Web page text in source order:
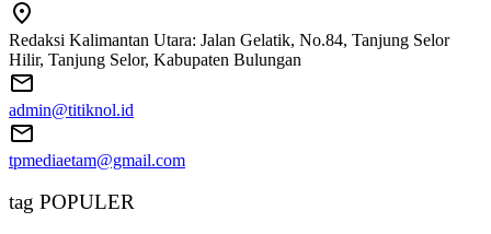
Redaksi Kalimantan Utara: Jalan Gelatik, No.84, Tanjung Selor
Hilir, Tanjung Selor, Kabupaten Bulungan
admin@titiknol.id
tpmediaetam@gmail.com
tag POPULER